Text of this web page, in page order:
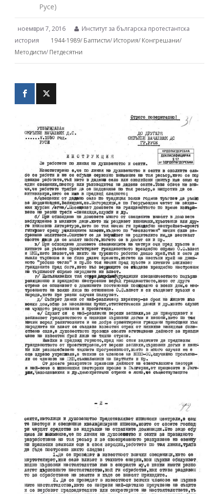
Русе)
ноември 7, 2016
Институт за българска протестантска
история
1944-1989/ Баптисти/ История/ Конгрешани/
Методисти/ Петдесятни